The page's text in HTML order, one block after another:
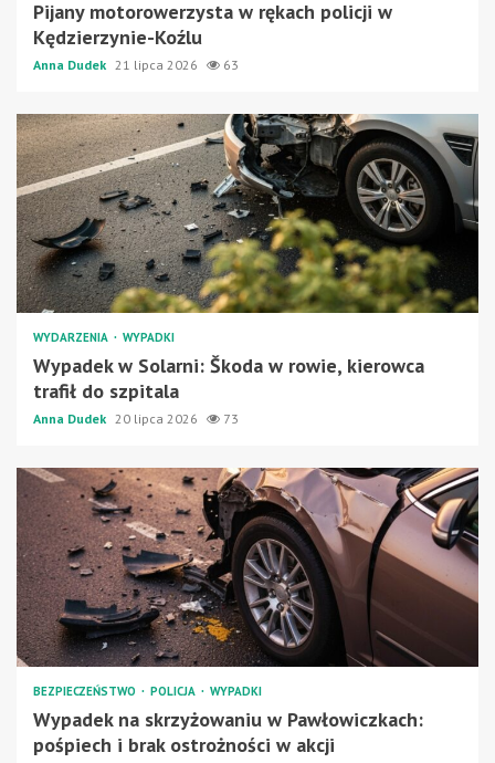
Pijany motorowerzysta w rękach policji w
Kędzierzynie-Koźlu
Anna Dudek 21 lipca 2026 63
WYDARZENIA WYPADKI
Wypadek w Solarni: Škoda w rowie, kierowca
trafił do szpitala
Anna Dudek 20 lipca 2026 73
BEZPIECZEŃSTWO POLICJA WYPADKI
Wypadek na skrzyżowaniu w Pawłowiczkach:
pośpiech i brak ostrożności w akcji